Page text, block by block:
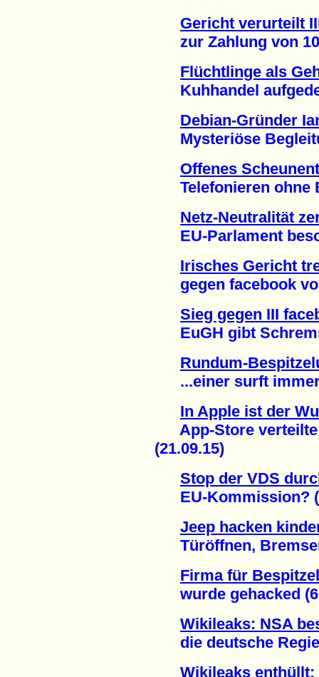
Gericht verurteilt
zur Zahlung von
Flüchtlinge als
Kuhhandel
Debian-Gründer
Mysteriöse
Offenes
Telefonieren ohne
Netz-Neutralität
EU-Parlament
Irisches Gericht
gegen facebook
Sieg gegen III
EuGH gibt
Rundum-
...einer surft immer
In Apple ist der
App-Store verteilte
(21.09.15)
Stop der VDS
EU-Kommission?
Jeep hacken
Türöffnen,
Firma für
wurde gehacked
Wikileaks: NSA
die deutsche
Wikileaks enthüllt: